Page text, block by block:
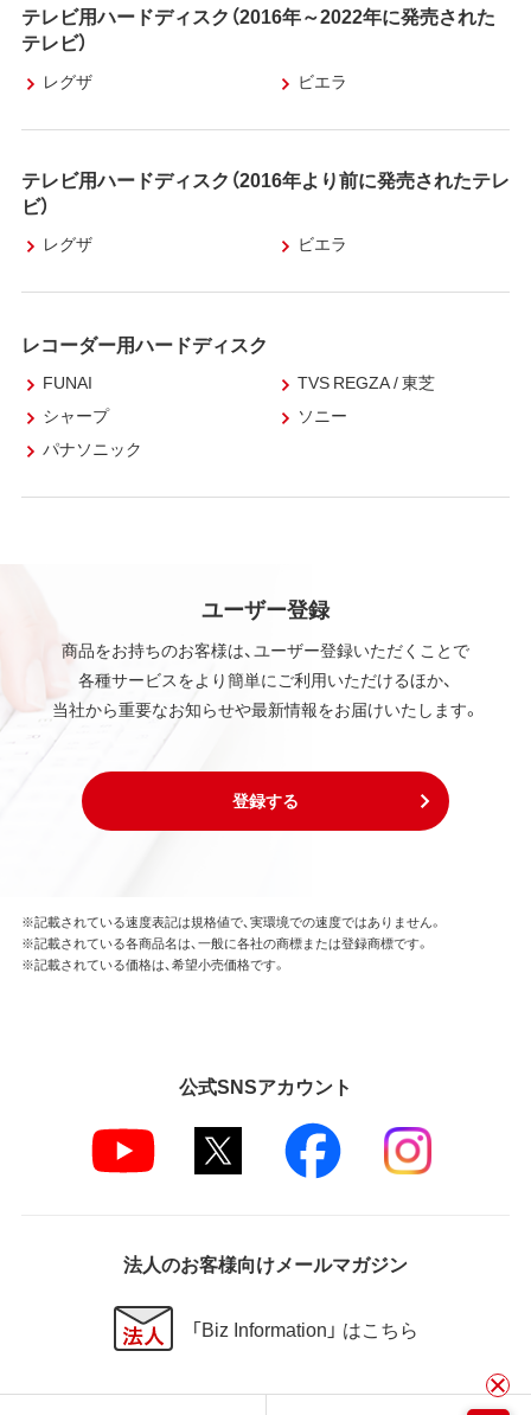
テレビ用ハードディスク（2016年～2022年に発売された
テレビ）
レグザ ビエラ
テレビ用ハードディスク（2016年より前に発売されたテレ
ビ）
レグザ ビエラ
レコーダー用ハードディスク
FUNAI
TVS REGZA / 東芝
シャープ
ソニー
パナソニック
ユーザー登録
商品をお持ちのお客様は、ユーザー登録いただくことで
各種サービスをより簡単にご利用いただけるほか、
当社から重要なお知らせや最新情報をお届けいたします。
登録する
※記載されている速度表記は規格値で、実環境での速度ではありません。
※記載されている各商品名は、一般に各社の商標または登録商標です。
※記載されている価格は、希望小売価格です。
公式SNSアカウント
法人のお客様向けメールマガジン
「Biz Information」 はこちら